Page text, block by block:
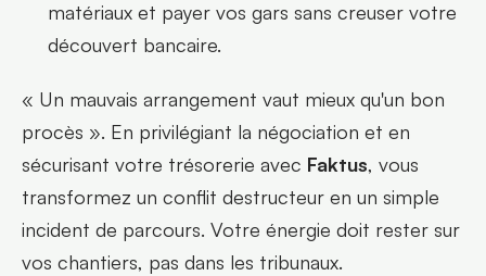
matériaux et payer vos gars sans creuser votre
découvert bancaire.
« Un mauvais arrangement vaut mieux qu'un bon
procès ». En privilégiant la négociation et en
sécurisant votre trésorerie avec Faktus, vous
transformez un conflit destructeur en un simple
incident de parcours. Votre énergie doit rester sur
vos chantiers, pas dans les tribunaux.